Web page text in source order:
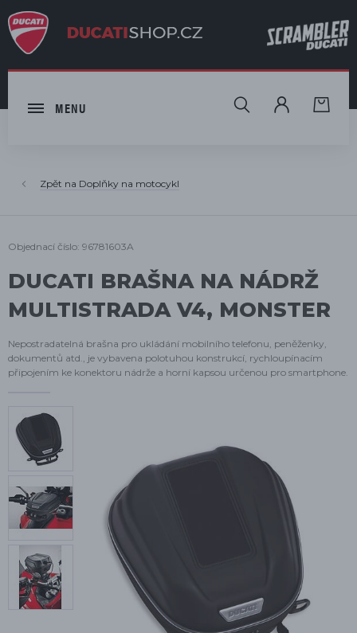
MENU HLEDAT
Doplňky na motocykl
Objednací číslo: 96781603A
DUCATI BRAŠNA NA NÁDRŽ
MULTISTRADA V4, MONSTER
Nepostradatelná brašna pro ukládání mobilního telefonu, peněženky,
dokumentů atd., je vybavena polotuhou konstrukcí, rychloupínacím
připojením ke konektoru nádrže a horní kapsou určenou pro smartphone.